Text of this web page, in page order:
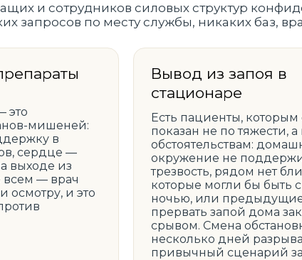
и сотрудников силовых структур
запросов по месту службы, никаких баз,
это
мишеней:
в
сердце —
выходе из
всем — врач
осмотру, и это
Вывод из запоя в
стационаре
Есть пациенты, которым
показан не по тяжести, а
обстоятельствам:
окружение не
трезвость, рядом нет
которые могли бы быть
ночью, или
прервать запой дома
срывом. Смена
несколько дней
привычный сценарий